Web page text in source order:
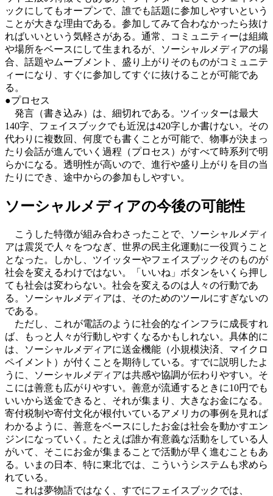
ックにしてもオープンで、誰でも話題に参加しやすいという
ことが大きな理由である。参加してみて合わなかったら抜け
ればいいという気軽さがある。通常、コミュニティーは組織
や場所をベースにして生まれるが、ソーシャルメディアの場
合、話題やムーブメント、盛り上がりそのものがコミュニテ
ィーになり、すぐに参加してすぐに抜けることが可能であ
る。
●プロセス
発言（書き込み）は、細切れである。ツイッターは最大
140字、フェイスブックでも近況は420字しか書けない。その
代わりに複数回、何度でも書くことが可能で、物事が決まっ
たり会話が進んでいく過程（プロセス）がすべて時系列で明
らかになる。透明性が高いので、進行や盛り上がりを目の当
たりにでき、途中からの参加もしやすい。
ソーシャルメディアの今後の可能性
こうした特徴が組み合わさったことで、ソーシャルメディ
アは震災で人々をつなぎ、世界の民主化運動に一役買うこと
となった。しかし、ツイッターやフェイスブックそのものが
社会を変えるわけではない。「いいね」ボタンをいくら押し
ても社会は変わらない。社会を変えるのは人々の行動であ
る。ソーシャルメディアは、そのためのツールにすぎないの
である。
ただし、これが電話のように社会的なインフラに成長すれ
ば、もっと人々が行動しやすくなるかもしれない。具体的に
は、ソーシャルメディアに送金機能（小規模決済、マイクロ
ペイメント）が付くことを期待している。すでに説明したよ
うに、ソーシャルメディアは共感や協調が伝わりやすい。そ
こには善意も広がりやすい。善意が流通するときに10円でも
いいから送金できると、それが集まり、大きなお金になる。
寄付税制や寄付文化が根付いているアメリカの事例を見れば
わかるように、善意をベースにしたお金は社会を動かすエン
ジンになっていく。たとえば誰か有意義な活動をしている人
がいて、そこにお金が集まることで活動が早く進むこともあ
る。いまの日本、特に東北では、こういうシステムも求めら
れている。
これは夢物語ではなく、すでにフェイスブックでは、